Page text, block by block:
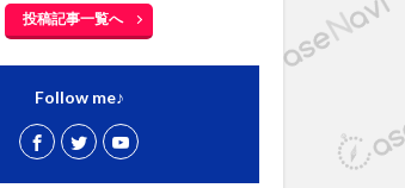
投稿記事一覧へ
Follow me♪